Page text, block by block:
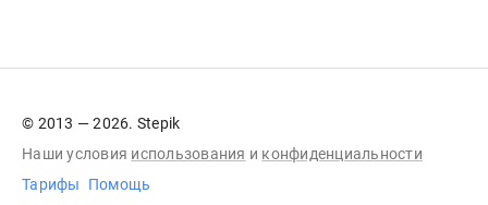
© 2013 — 2026. Stepik
Наши условия использования и конфиденциальности
Тарифы
Помощь